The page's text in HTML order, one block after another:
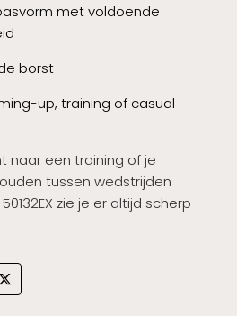
met voldoende
borst
up, training of casual
naar een training of je
tussen wedstrijden
zie je er altijd scherp